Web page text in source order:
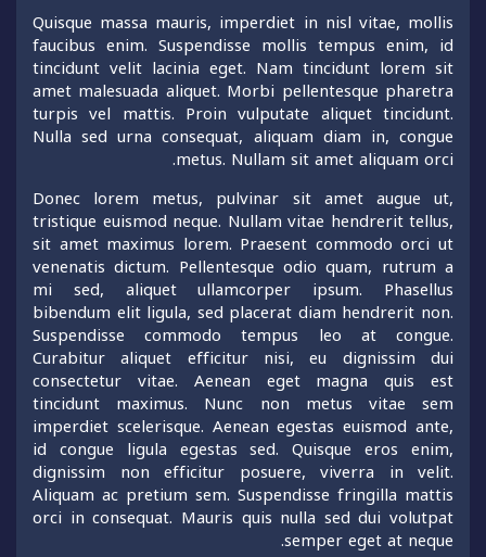
Quisque massa mauris, imperdiet in nisl vitae, mollis
faucibus enim. Suspendisse mollis tempus enim, id
tincidunt velit lacinia eget. Nam tincidunt lorem sit
amet malesuada aliquet. Morbi pellentesque pharetra
turpis vel mattis. Proin vulputate aliquet tincidunt.
Nulla sed urna consequat, aliquam diam in, congue
metus. Nullam sit amet aliquam orci.
Donec lorem metus, pulvinar sit amet augue ut,
tristique euismod neque. Nullam vitae hendrerit tellus,
sit amet maximus lorem. Praesent commodo orci ut
venenatis dictum. Pellentesque odio quam, rutrum a
mi sed, aliquet ullamcorper ipsum. Phasellus
bibendum elit ligula, sed placerat diam hendrerit non.
Suspendisse commodo tempus leo at congue.
Curabitur aliquet efficitur nisi, eu dignissim dui
consectetur vitae. Aenean eget magna quis est
tincidunt maximus. Nunc non metus vitae sem
imperdiet scelerisque. Aenean egestas euismod ante,
id congue ligula egestas sed. Quisque eros enim,
dignissim non efficitur posuere, viverra in velit.
Aliquam ac pretium sem. Suspendisse fringilla mattis
orci in consequat. Mauris quis nulla sed dui volutpat
semper eget at neque.